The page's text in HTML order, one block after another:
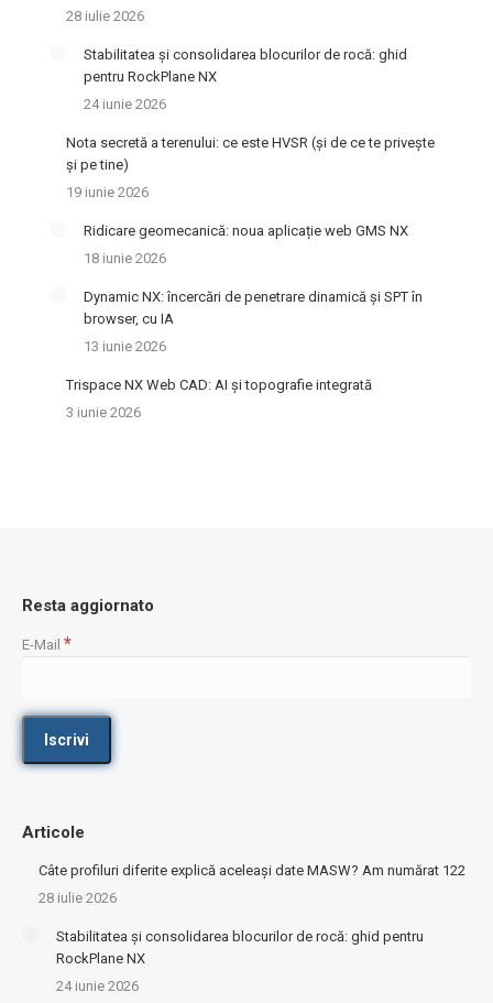
28 iulie 2026
Stabilitatea și consolidarea blocurilor de rocă: ghid
pentru RockPlane NX
24 iunie 2026
Nota secretă a terenului: ce este HVSR (și de ce te privește
și pe tine)
19 iunie 2026
Ridicare geomecanică: noua aplicație web GMS NX
18 iunie 2026
Dynamic NX: încercări de penetrare dinamică și SPT în
browser, cu IA
13 iunie 2026
Trispace NX Web CAD: AI și topografie integrată
3 iunie 2026
Resta aggiornato
E-Mail *
Articole
Câte profiluri diferite explică aceleași date MASW? Am numărat 122
28 iulie 2026
Stabilitatea și consolidarea blocurilor de rocă: ghid pentru
RockPlane NX
24 iunie 2026